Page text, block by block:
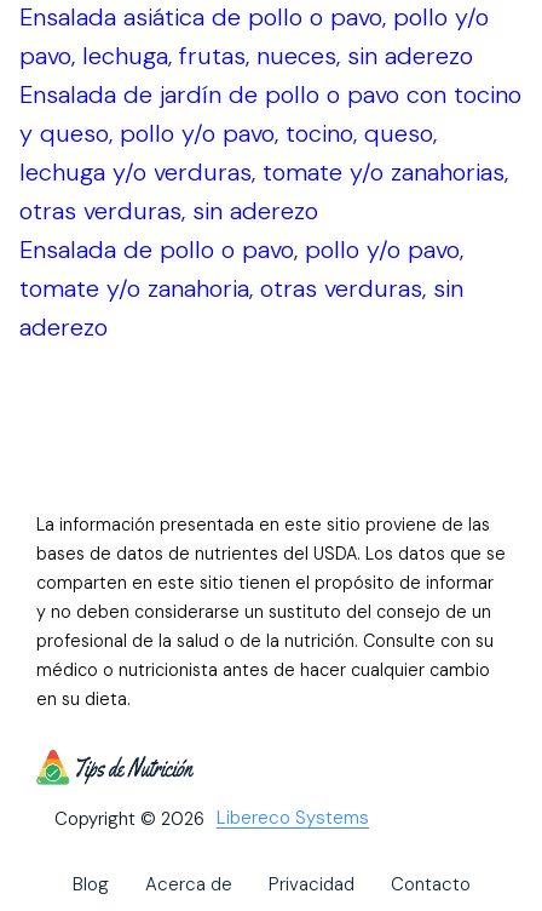
Ensalada asiática de pollo o pavo, pollo y/o
pavo, lechuga, frutas, nueces, sin aderezo
Ensalada de jardín de pollo o pavo con tocino
y queso, pollo y/o pavo, tocino, queso,
lechuga y/o verduras, tomate y/o zanahorias,
otras verduras, sin aderezo
Ensalada de pollo o pavo, pollo y/o pavo,
tomate y/o zanahoria, otras verduras, sin
aderezo
La información presentada en este sitio proviene de las
bases de datos de nutrientes del USDA. Los datos que se
comparten en este sitio tienen el propósito de informar
y no deben considerarse un sustituto del consejo de un
profesional de la salud o de la nutrición. Consulte con su
médico o nutricionista antes de hacer cualquier cambio
en su dieta.
Copyright © 2026 Libereco Systems
Blog Acerca de Privacidad Contacto